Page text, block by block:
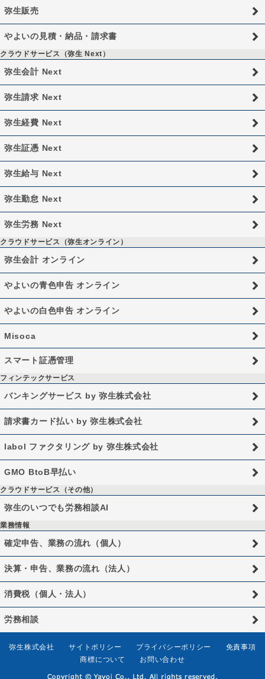
弥生販売
やよいの見積・納品・請求書
クラウドサービス（弥生 Next）
弥生会計 Next
弥生請求 Next
弥生経費 Next
弥生証憑 Next
弥生給与 Next
弥生勤怠 Next
弥生労務 Next
クラウドサービス（弥生オンライン）
弥生会計 オンライン
やよいの青色申告 オンライン
やよいの白色申告 オンライン
Misoca
スマート証憑管理
フィンテックサービス
バンキングサービス by 弥生株式会社
請求書カード払い by 弥生株式会社
labol ファクタリング by 弥生株式会社
GMO BtoB早払い
クラウドサービス（その他）
弥生のいつでも労務相談AI
業務情報
確定申告、業務の流れ（個人）
決算・申告、業務の流れ（法人）
消費税（個人・法人）
労務相談
弥生株式会社 サイトポリシー プライバシーポリシー
免責事項
商標について
お問い合わせ